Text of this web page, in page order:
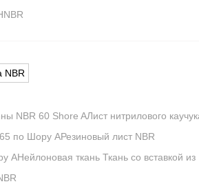
NBR
NBR 60 Shore AЛист нитрилового
по Шору AРезиновый лист NBR
АНейлоновая ткань Ткань со вставкой из